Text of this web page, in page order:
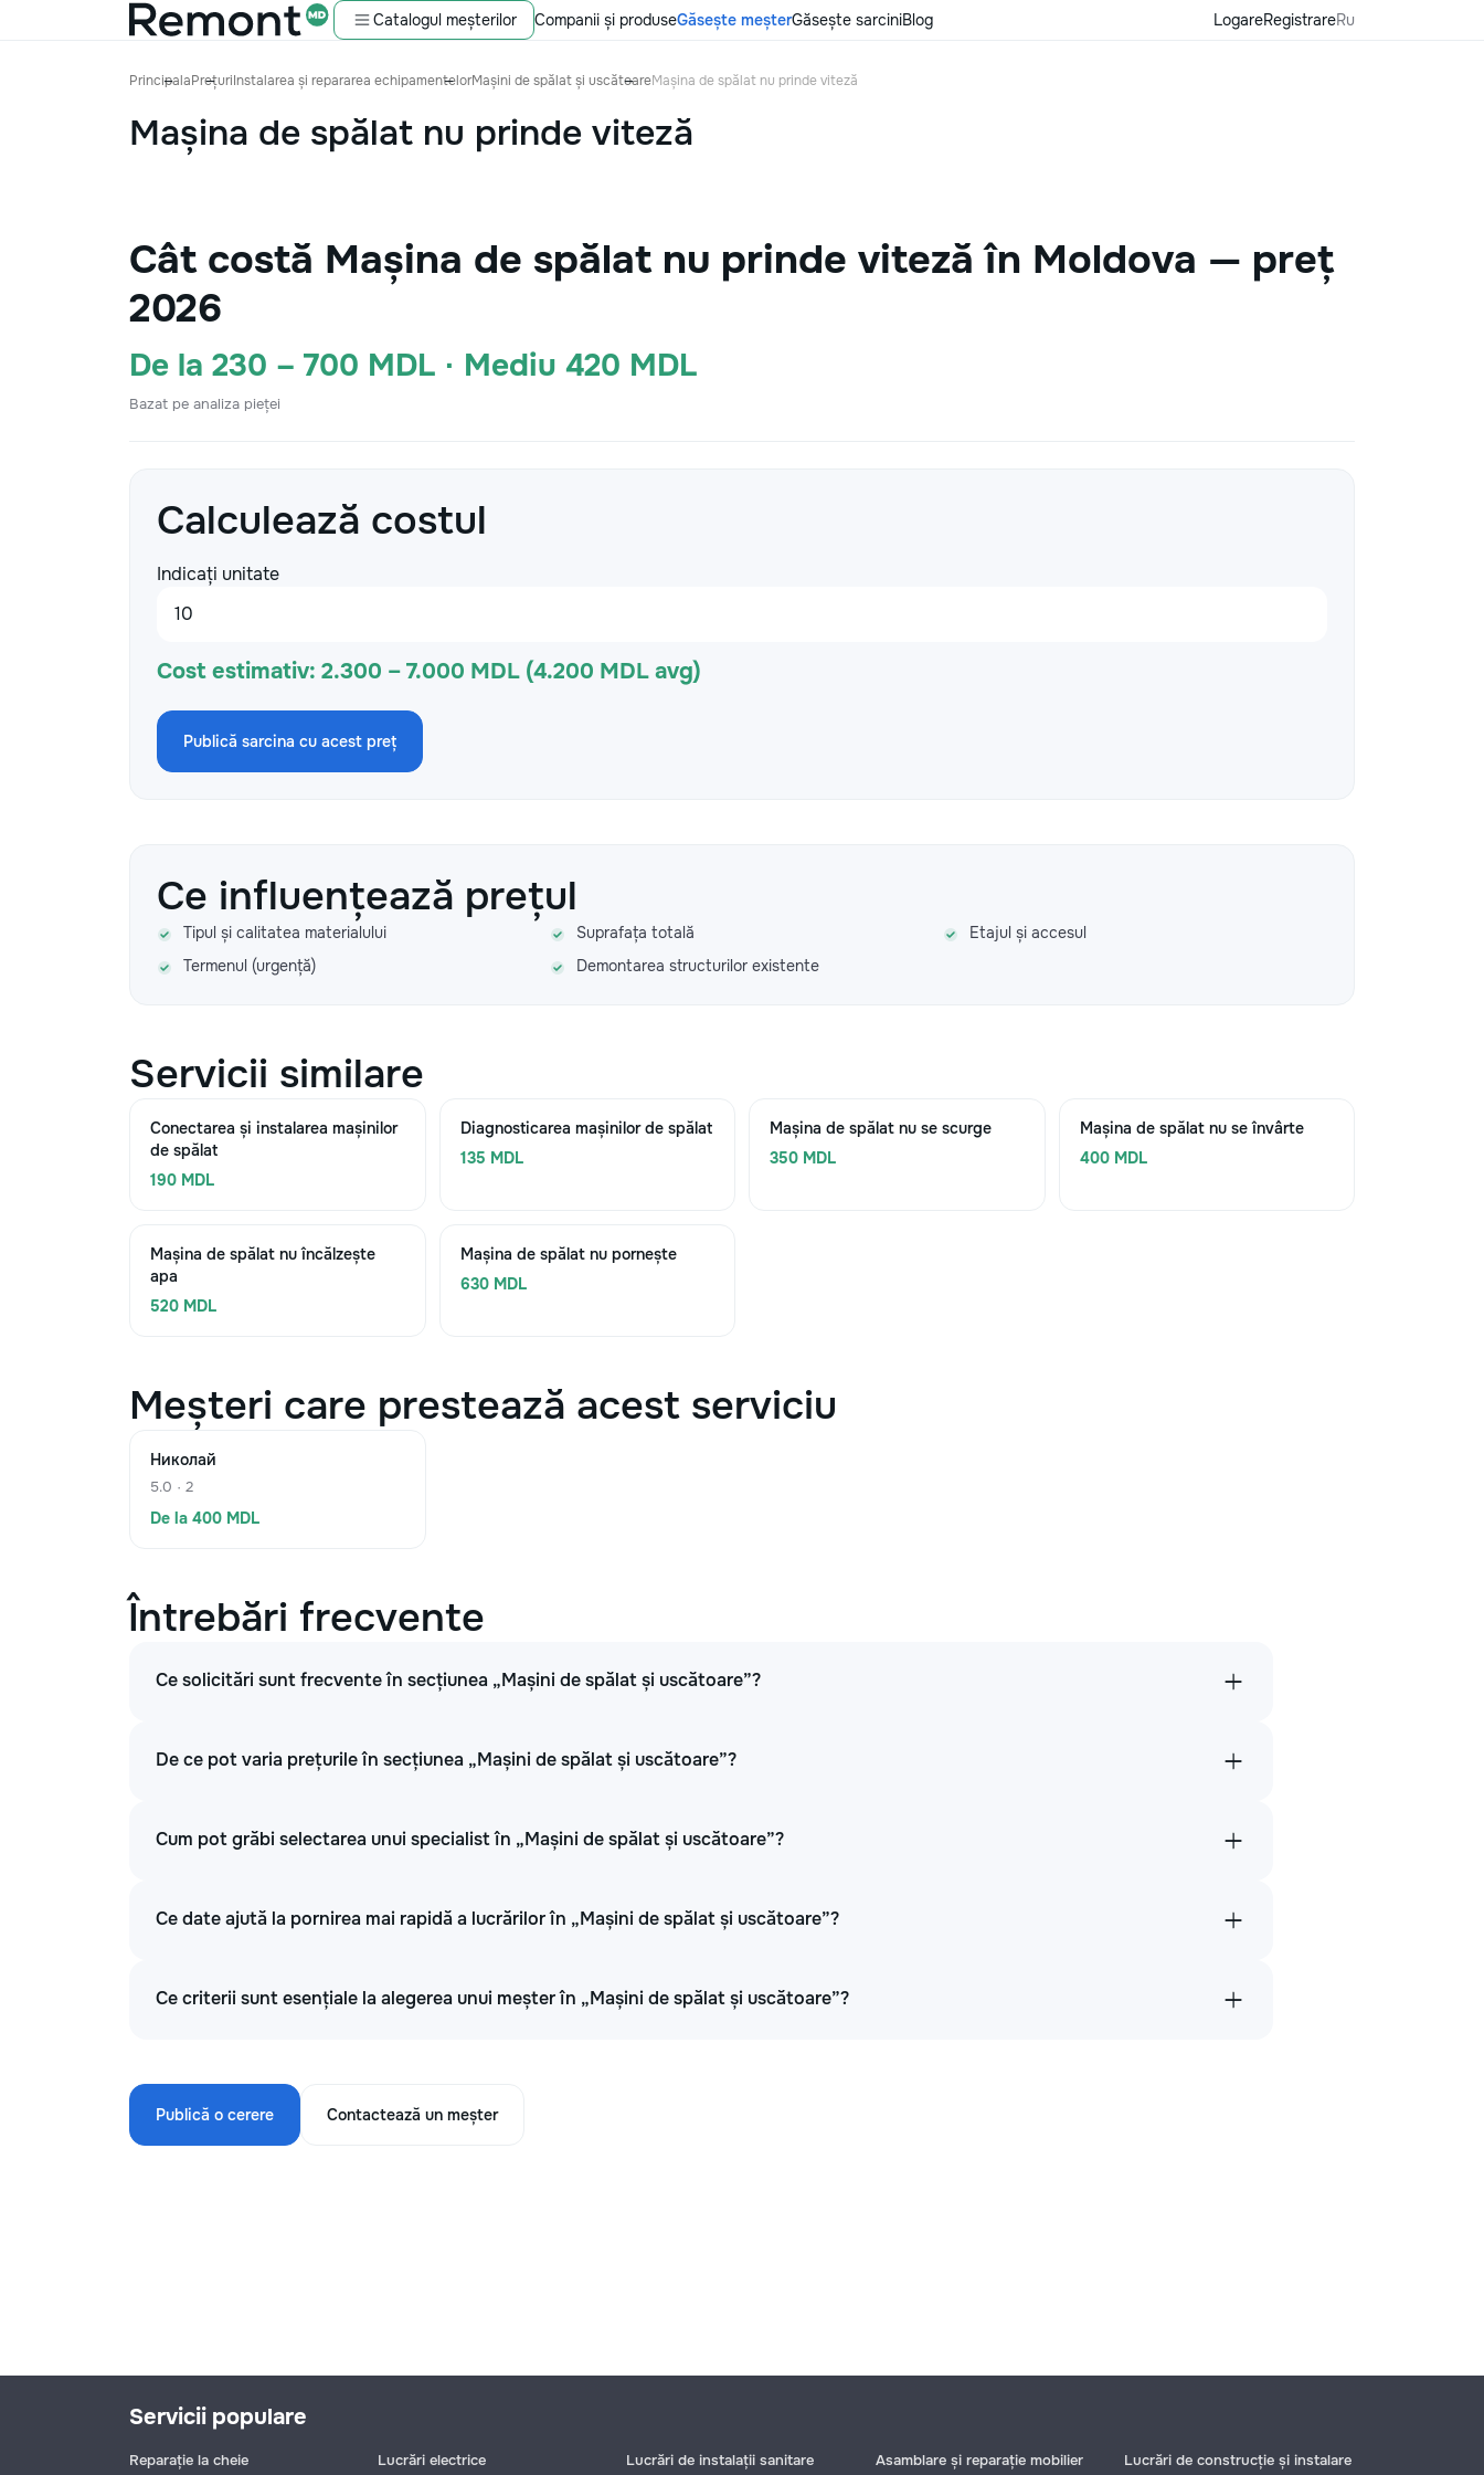
Catalogul meșterilor Companii și produseGăsește meșterGăsește sarciniBlog LogareRegistrareRu
PrincipalaPrețuriInstalarea și repararea echipamentelorMașini de spălat și uscătoareMașina de spălat nu prinde viteză
Mașina de spălat nu prinde viteză
Cât costă Mașina de spălat nu prinde viteză în Moldova — preț
2026
De la 230 – 700 MDL · Mediu 420 MDL
Bazat pe analiza pieței
Calculează costul
Indicați unitate
Cost estimativ: 2.300 – 7.000 MDL (4.200 MDL avg)
Publică sarcina cu acest preț
Ce influențează prețul
Tipul și calitatea materialului Suprafața totală
Etajul și accesul
Termenul (urgență)
Demontarea structurilor existente
Servicii similare
Conectarea și instalarea mașinilor
de spălat
190 MDL
Diagnosticarea mașinilor de spălat
135 MDL
Mașina de spălat nu se scurge
350 MDL
Mașina de spălat nu se învârte
400 MDL
Mașina de spălat nu încălzește
apa
520 MDL
Mașina de spălat nu pornește
630 MDL
Meșteri care prestează acest serviciu
Николай
5.0 · 2
De la 400 MDL
Întrebări frecvente
Ce solicitări sunt frecvente în secțiunea „Mașini de spălat și uscătoare”?
De ce pot varia prețurile în secțiunea „Mașini de spălat și uscătoare”?
Cum pot grăbi selectarea unui specialist în „Mașini de spălat și uscătoare”?
Ce date ajută la pornirea mai rapidă a lucrărilor în „Mașini de spălat și uscătoare”?
Ce criterii sunt esențiale la alegerea unui meșter în „Mașini de spălat și uscătoare”?
Publică o cerere Contactează un meșter
Servicii populare
Reparație la cheie Lucrări electrice Lucrări de instalații sanitare Asamblare și reparație mobilier Lucrări de construcție și instalare